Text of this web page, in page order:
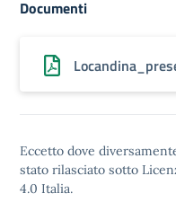
Documenti
Eccetto dove
stato rilasciato sotto
4.0 Italia.